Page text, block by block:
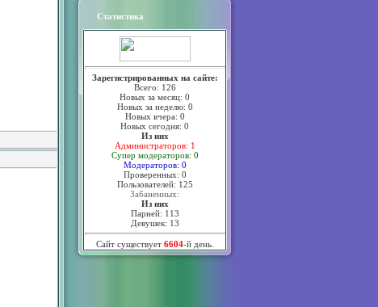
Статистика
Зарегистрированных на сайте:
Всего: 126
Новых за месяц: 0
Новых за неделю: 0
Новых вчера: 0
Новых сегодня: 0
Из них
Администраторов: 1
Супер модераторов: 0
Модераторов: 0
Проверенных: 0
Пользователей: 125
Забаненных:
Из них
Парней: 113
Девушек: 13
Сайт существует 6604-й день.